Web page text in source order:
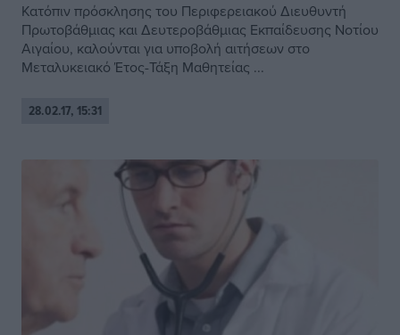
Κατόπιν πρόσκλησης του Περιφερειακού Διευθυντή
Πρωτοβάθμιας και Δευτεροβάθμιας Εκπαίδευσης Νοτίου
Αιγαίου, καλούνται για υποβολή αιτήσεων στο
Μεταλυκειακό Έτος-Τάξη Μαθητείας ...
28.02.17, 15:31